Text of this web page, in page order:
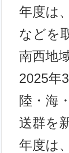
年度は
などを
南西地
2025年
陸・海
送群を
年度は